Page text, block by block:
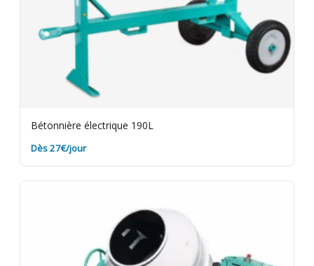
Bétonnière électrique 190L
Dès 27€/jour